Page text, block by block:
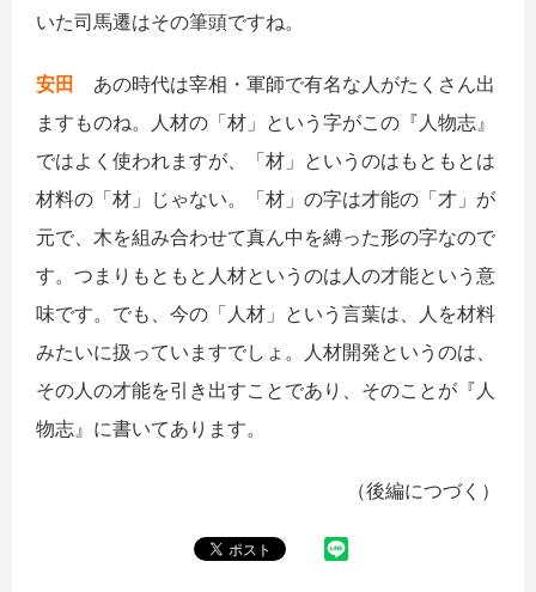
いた司馬遷はその筆頭ですね。
安田
あの時代は宰相・軍師で有名な人がたくさん出
ますものね。人材の「材」という字がこの『人物志』
ではよく使われますが、「材」というのはもともとは
材料の「材」じゃない。「材」の字は才能の「才」が
元で、木を組み合わせて真ん中を縛った形の字なので
す。つまりもともと人材というのは人の才能という意
味です。でも、今の「人材」という言葉は、人を材料
みたいに扱っていますでしょ。人材開発というのは、
その人の才能を引き出すことであり、そのことが『人
物志』に書いてあります。
（後編につづく）